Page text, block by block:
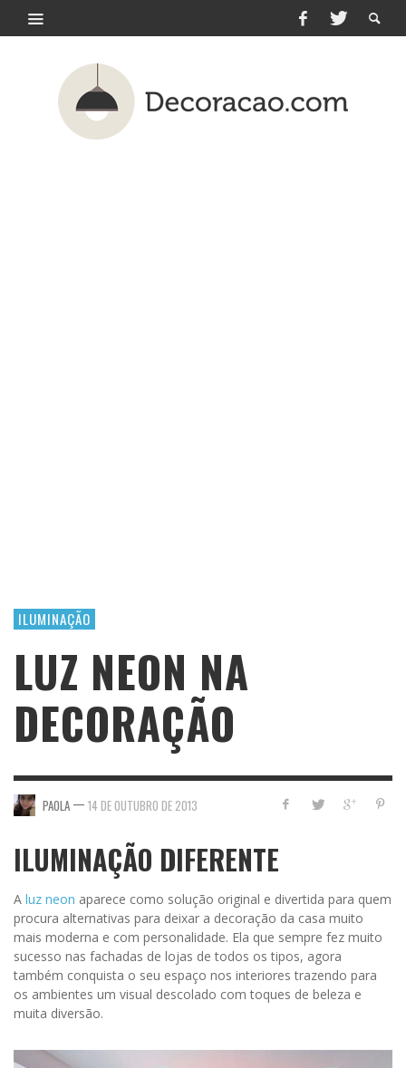
ILUMINAÇÃO
LUZ NEON NA
DECORAÇÃO
PAOLA — 14 DE OUTUBRO DE 2013
ILUMINAÇÃO DIFERENTE
A luz neon aparece como solução original e divertida para quem
procura alternativas para deixar a decoração da casa muito
mais moderna e com personalidade. Ela que sempre fez muito
sucesso nas fachadas de lojas de todos os tipos, agora
também conquista o seu espaço nos interiores trazendo para
os ambientes um visual descolado com toques de beleza e
muita diversão.